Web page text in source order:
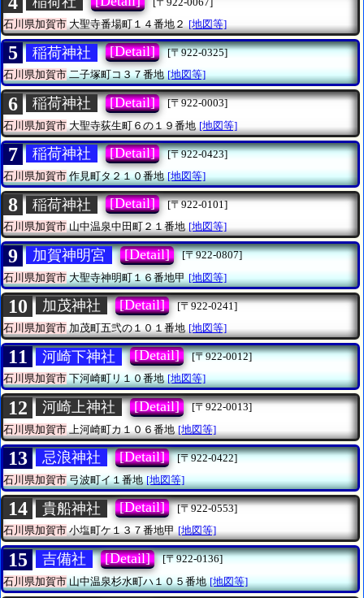
石川県加賀市 大聖寺番場町１４番地２ [地図等]
5 稲荷神社 [Detail]
[〒922-0325]
石川県加賀市二子塚町コ３７番地 [地図等]
6 稲荷神社 [Detail]
[〒922-0003]
石川県加賀市 大聖寺荻生町６の１９番地 [地図等]
7 稲荷神社 [Detail]
[〒922-0423]
石川県加賀市作見町タ２１０番地 [地図等]
8 稲荷神社 [Detail]
[〒922-0101]
石川県加賀市山中温泉中田町２１番地 [地図等]
9 加賀神明宮 [Detail]
[〒922-0807]
石川県加賀市大聖寺神明町１６番地甲 [地図等]
10 加茂神社 [Detail]
[〒922-0241]
石川県加賀市 加茂町五弐の１０１番地 [地図等]
11 河崎下神社 [Detail]
[〒922-0012]
石川県加賀市下河崎町リ１０番地 [地図等]
12 河崎上神社 [Detail]
[〒922-0013]
石川県加賀市 上河崎町カ１０６番地 [地図等]
13 忌浪神社 [Detail]
[〒922-0422]
石川県加賀市弓波町イ１番地 [地図等]
14 貴船神社 [Detail]
[〒922-0553]
石川県加賀市小塩町ケ１３７番地甲 [地図等]
15 吉備社 [Detail]
[〒922-0136]
石川県加賀市山中温泉杉水町ハ１０５番地 [地図等]